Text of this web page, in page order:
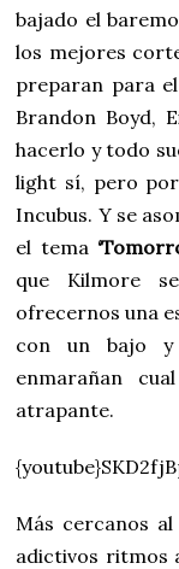
bajado el
los mejores
preparan para
Brandon Boyd,
hacerlo y todo
light sí, pero
Incubus. Y se
el tema
que Kilmore
ofrecernos una
con un bajo y
enmarañan
atrapante.
Más cercanos
adictivos ritmos